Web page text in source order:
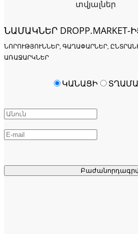
տվյալներ
ՆԱՄԱԿՆԵՐ DROPP.MARKET-
ՆՈՐՈՒԹՅՈՒՆՆԵՐ, ԳԱՂԱՓԱՐՆԵՐ,
ՌԱՋԱՐԿՆԵՐ
ԿԱՆԱՑԻ